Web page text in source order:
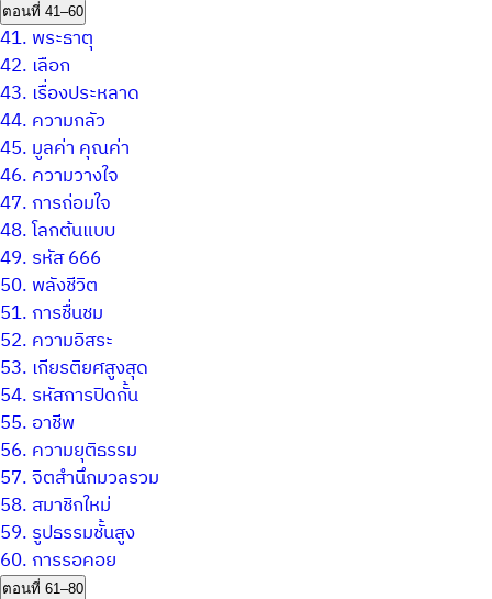
ตอนที่ 41–60
41. พระธาตุ
42. เลือก
43. เรื่องประหลาด
44. ความกลัว
45. มูลค่า คุณค่า
46. ความวางใจ
47. การถ่อมใจ
48.โลกต้นแบบ
49. รหัส 666
50. พลังชีวิต
51. การชื่นชม
52. ความอิสระ
53. เกียรติยศสูงสุด
54. รหัสการปิดกั้น
55. อาชีพ
56. ความยุติธรรม
57.จิตสำนึกมวลรวม
58. สมาชิกใหม่
59. รูปธรรมชั้นสูง
60. การรอคอย
ตอนที่ 61–80